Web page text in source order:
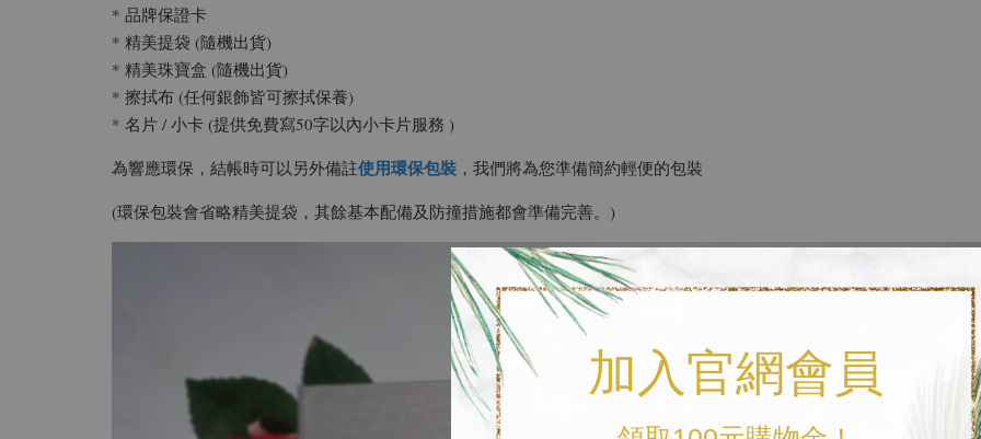
加入官網會員
* 品牌保證卡
* 精美提袋 (隨機出貨)
* 精美珠寶盒 (隨機出貨)
* 擦拭布 (任何銀飾皆可擦拭保養)
* 名片 / 小卡 (提供免費寫50字以內小卡片服務 )
為響應環保，結帳時可以另外備註使用環保包裝 ，我們將為您準備簡約輕便的包裝
(環保包裝會省略精美提袋，其餘基本配備及防撞措施都會準備完善。)